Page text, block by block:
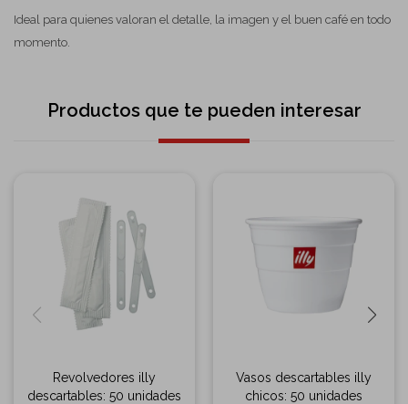
Ideal para quienes valoran el detalle, la imagen y el buen café en todo
momento.
Productos que te pueden interesar
Revolvedores illy
descartables: 50 unidades
Vasos descartables illy
chicos: 50 unidades